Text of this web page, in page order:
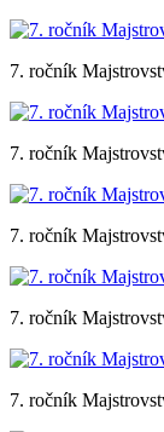
7. ročník
7. ročník
7. ročník
7. ročník
7. ročník